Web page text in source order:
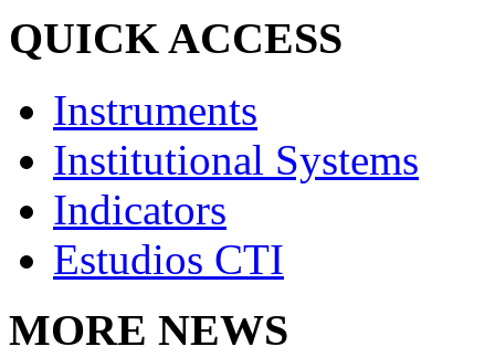
QUICKACCESS
Instruments
Institutional Systems
Indicators
Estudios CTI
MORE NEWS